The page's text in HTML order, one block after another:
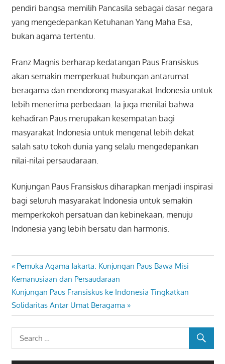
pendiri bangsa memilih Pancasila sebagai dasar negara
yang mengedepankan Ketuhanan Yang Maha Esa,
bukan agama tertentu.
Franz Magnis berharap kedatangan Paus Fransiskus
akan semakin memperkuat hubungan antarumat
beragama dan mendorong masyarakat Indonesia untuk
lebih menerima perbedaan. Ia juga menilai bahwa
kehadiran Paus merupakan kesempatan bagi
masyarakat Indonesia untuk mengenal lebih dekat
salah satu tokoh dunia yang selalu mengedepankan
nilai-nilai persaudaraan.
Kunjungan Paus Fransiskus diharapkan menjadi inspirasi
bagi seluruh masyarakat Indonesia untuk semakin
memperkokoh persatuan dan kebinekaan, menuju
Indonesia yang lebih bersatu dan harmonis.
Navigasi
pos
Previous
Post:
Pemuka Agama Jakarta: Kunjungan Paus Bawa Misi
Kemanusiaan dan Persaudaraan
Next
Post:
Kunjungan Paus Fransiskus ke Indonesia Tingkatkan
Solidaritas Antar Umat Beragama